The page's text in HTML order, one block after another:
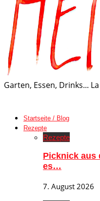
Garten, Essen, Drinks...
Startseite / Blog
Rezepte
Rezepte
Picknick aus
es…
7. August 2026